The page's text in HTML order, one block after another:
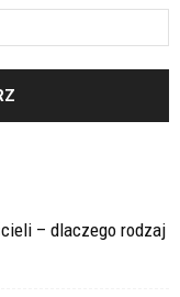
– dlaczego rodzaj